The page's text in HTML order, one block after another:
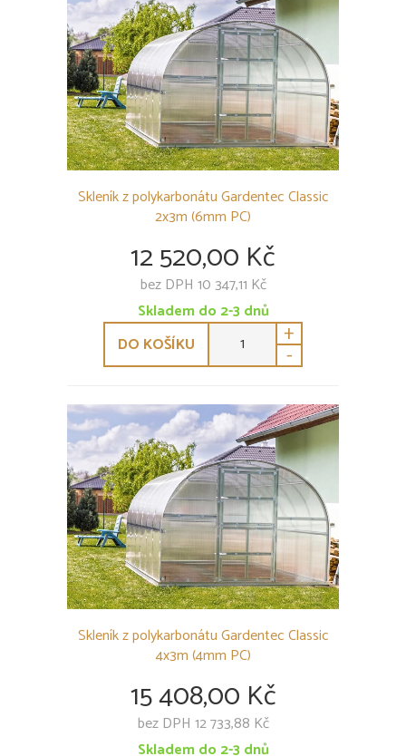
Skleník z polykarbonátu Gardentec Classic
2x3m (6mm PC)
12 520,00 Kč
bez DPH 10 347,11 Kč
Skladem do 2-3 dnů
DO KOŠÍKU
+
-
Skleník z polykarbonátu Gardentec Classic
4x3m (4mm PC)
15 408,00 Kč
bez DPH 12 733,88 Kč
Skladem do 2-3 dnů